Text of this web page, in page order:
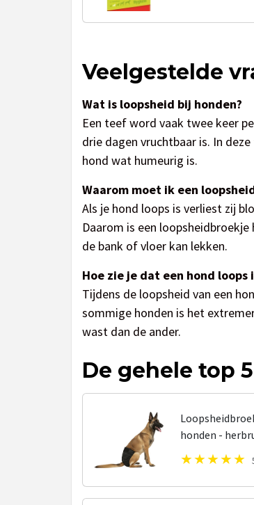
Veelgestelde
Wat is loopsheid bij honden?
Een teef word vaak twee keer
drie dagen vruchtbaar is. In
hond wat humeurig is.
Waarom moet ik een
Als je hond loops is verliest zij
Daarom is een
de bank of vloer kan lekken.
Hoe zie je dat een hond loops
Tijdens de loopsheid van een
sommige honden is het
wast dan de ander.
De gehele top
honden -
loopsheid -